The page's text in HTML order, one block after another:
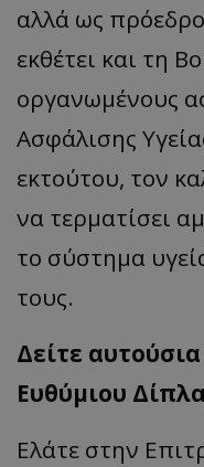
αλλά ως
εκθέτει και τη
οργανωμένους
Ασφάλισης
εκτούτου, τον
να τερματίσει
το σύστημα
τους.
Δείτε
Ευθύμιου
Ελάτε στην